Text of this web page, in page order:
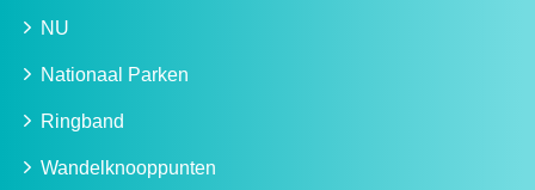
NU
Nationaal Parken
Ringband
Wandelknooppunten